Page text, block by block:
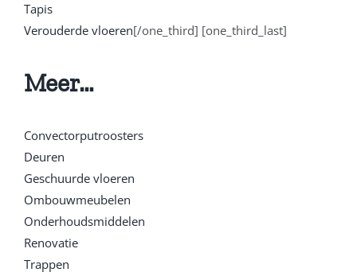
Tapis
Verouderde vloeren[/one_third] [one_third_last]
Meer…
Convectorputroosters
Deuren
Geschuurde vloeren
Ombouwmeubelen
Onderhoudsmiddelen
Renovatie
Trappen